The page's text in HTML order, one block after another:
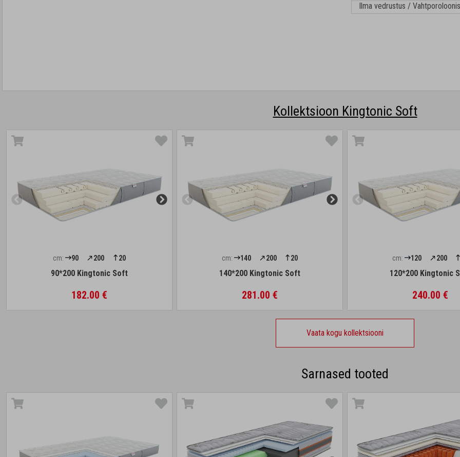
Ilma vedrustus /
Kollektsioon Kingtonic Soft
cm: 90 200 20
90*200 Kingtonic Soft
182.00 €
cm: 140 200 20
140*200 Kingtonic Soft
281.00 €
cm: 120 200
120*200 Kingtonic
240.00 €
Vaata kogu kollektsiooni
Sarnased tooted